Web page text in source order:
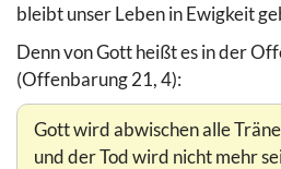
bleibt unser Leben in Ewigkeit
Denn von Gott heißt es in der
(Offenbarung 21, 4):
Gott wird abwischen alle
und der Tod wird nicht mehr